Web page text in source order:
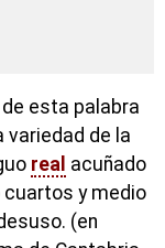
esta palabra
variedad de la
real acuñado
cuartos y medio
(en